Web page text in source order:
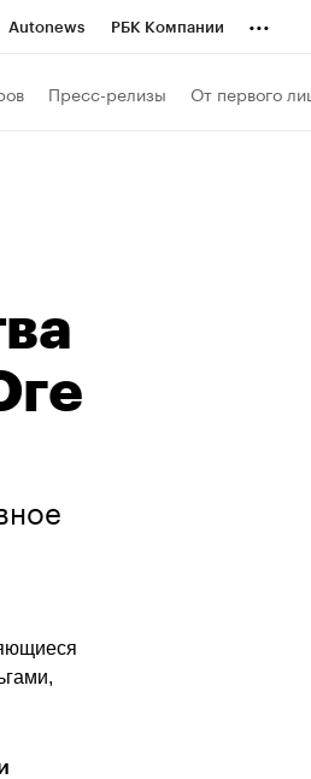
Autonews РБК Компании ...
Пресс-релизы От первого